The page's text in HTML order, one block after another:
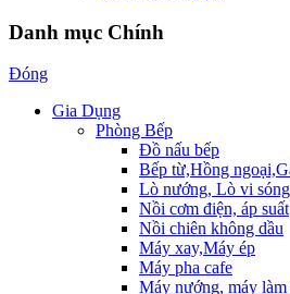
Danh mục Chính
Đóng
Gia Dụng
Phòng Bếp
Đồ nấu bếp
Bếp từ,Hồng
Lò nướng, Lò vi sóng
Nồi cơm điện, áp suất
Nồi chiên không dầu
Máy xay,Máy ép
Máy pha cafe
Máy nướng, máy làm